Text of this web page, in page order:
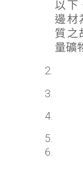
以下
邊材
質之
量礦